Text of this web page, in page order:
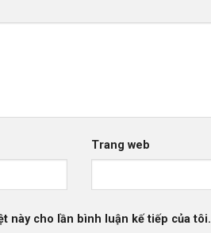
Trang web
này cho lần bình luận kế tiếp của tôi.